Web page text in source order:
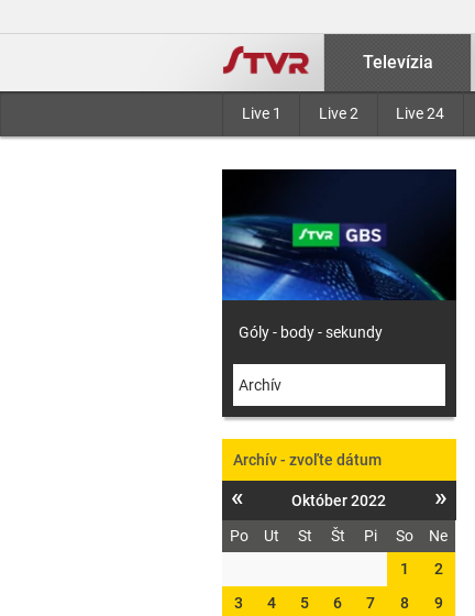
Televízia
Live 1 Live 2 Live 24
Góly - body - sekundy
Archív
Archív - zvoľte dátum
« Október 2022 »
Po Ut St Št Pi So
Ne
1
2
3
4 5 6 7 8
9